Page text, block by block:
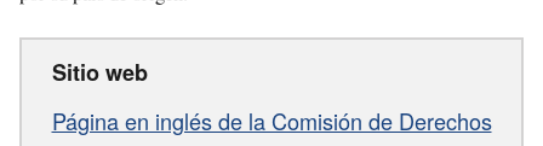
Sitio web
Página en inglés de la Comisión de Derechos